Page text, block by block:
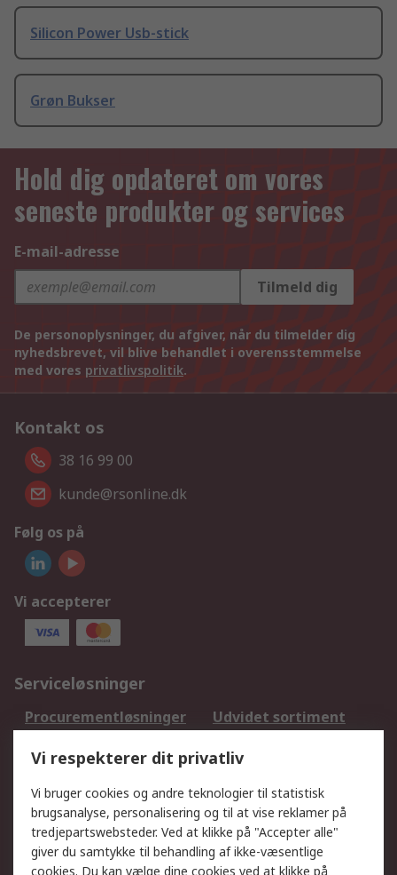
Silicon Power Usb-stick
Grøn Bukser
Hold dig opdateret om vores
seneste produkter og services
E-mail-adresse
Tilmeld dig
De personoplysninger, du afgiver, når du tilmelder dig
nyhedsbrevet, vil blive behandlet i overensstemmelse
med vores privatlivspolitik.
Kontakt os
38 16 99 00
kunde@rsonline.dk
Følg os på
Vi accepterer
Serviceløsninger
Procurementløsninger
Udvidet sortiment
DesignSpark
Teknisk Support
Dit lokale salgsteam
Eksportløsninger
Support
Få hjælp Returnering
Vi respekterer dit privatliv
Vi bruger cookies og andre teknologier til statistisk
brugsanalyse, personalisering og til at vise reklamer på
tredjepartswebsteder. Ved at klikke på "Accepter alle"
giver du samtykke til behandling af ikke-væsentlige
cookies. Du kan vælge dine cookies ved at klikke på